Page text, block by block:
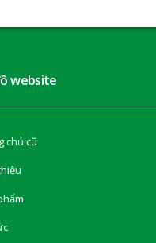
website
chủ cũ